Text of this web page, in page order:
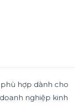
hợp dành cho
nghiệp kinh